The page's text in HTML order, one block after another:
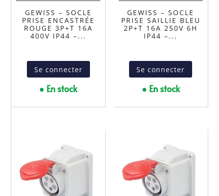
GEWISS – SOCLE
PRISE ENCASTRÉE
ROUGE 3P+T 16A
400V IP44 –...
Se connecter
● En stock
GEWISS – SOCLE
PRISE SAILLIE BLEU
2P+T 16A 250V 6H
IP44 –...
Se connecter
● En stock